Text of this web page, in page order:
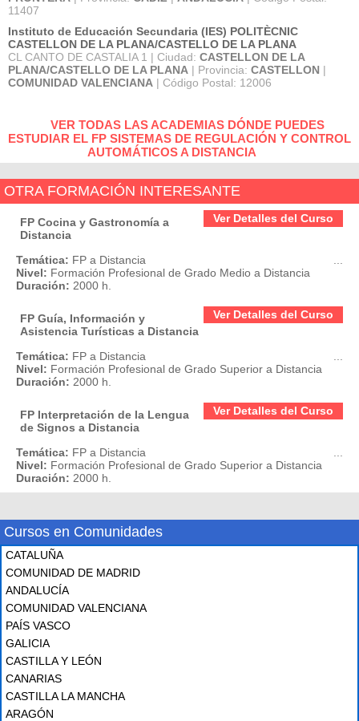
11407
Instituto de Educación Secundaria (IES) POLITÈCNIC
CASTELLON DE LA PLANA/CASTELLO DE LA PLANA
CL CANTO DE CASTALIA 1 | Ciudad: CASTELLON DE LA
PLANA/CASTELLO DE LA PLANA | Provincia: CASTELLON |
COMUNIDAD VALENCIANA | Código Postal: 12006
VER TODAS LAS ACADEMIAS DÓNDE PUEDES
ESTUDIAR EL FP SISTEMAS DE REGULACIÓN Y CONTROL
AUTOMÁTICOS A DISTANCIA
OTRA FORMACIÓN INTERESANTE
Ver Detalles del Curso
FP Cocina y Gastronomía a
Distancia
Temática: FP a Distancia
Nivel: Formación Profesional de Grado Medio a Distancia
Duración: 2000 h.
Ver Detalles del Curso
FP Guía, Información y
Asistencia Turísticas a Distancia
Temática: FP a Distancia
Nivel: Formación Profesional de Grado Superior a Distancia
Duración: 2000 h.
Ver Detalles del Curso
FP Interpretación de la Lengua
de Signos a Distancia
Temática: FP a Distancia
Nivel: Formación Profesional de Grado Superior a Distancia
Duración: 2000 h.
Cursos en Comunidades
CATALUÑA
COMUNIDAD DE MADRID
ANDALUCÍA
COMUNIDAD VALENCIANA
PAÍS VASCO
GALICIA
CASTILLA Y LEÓN
CANARIAS
CASTILLA LA MANCHA
ARAGÓN